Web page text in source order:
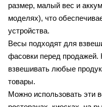
размер, малый вес и
моделях), что
устройства.
Весы подходят для
фасовки перед
взвешивать любые
товары.
Можно использовать эти